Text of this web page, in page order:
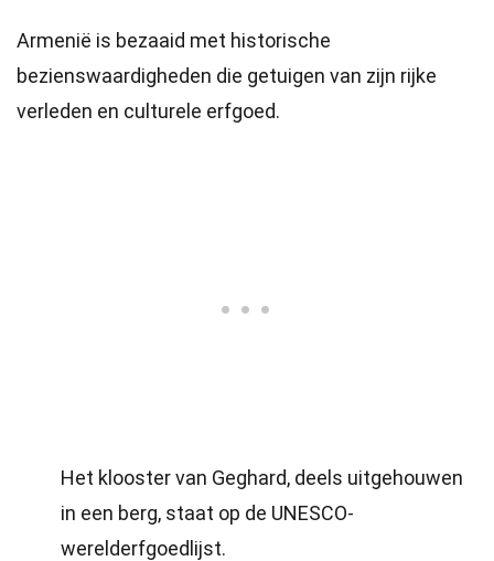
Armenië is bezaaid met historische
bezienswaardigheden die getuigen van zijn rijke
verleden en culturele erfgoed.
Het klooster van Geghard, deels uitgehouwen
in een berg, staat op de UNESCO-
werelderfgoedlijst.